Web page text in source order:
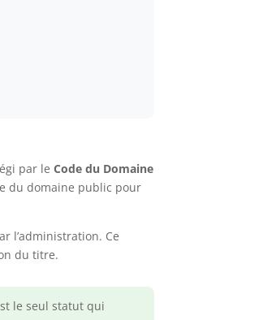
par leCode du Domaine
du domaine public pour
l’administration. Ce
du titre.
le seul statut qui